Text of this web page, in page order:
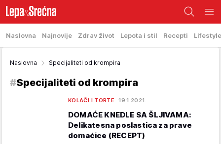
Naslovna Najnovije Zdrav život Lepota i stil Recepti Lifestyle
Naslovna Specijaliteti od krompira
#Specijaliteti od krompira
KOLAČI I TORTE 19.1.2021.
DOMAĆE KNEDLE SA ŠLJIVAMA:
Delikatesna poslastica za prave
domaćice (RECEPT)